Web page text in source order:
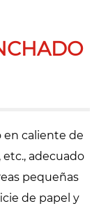
en caliente de
etc., adecuado
pequeñas
de papel y